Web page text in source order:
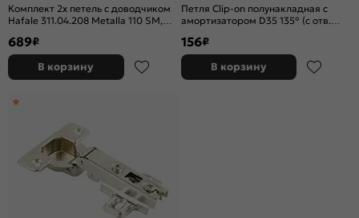
Комплект 2х петель с доводчиком
Hafale 311.04.208 Metalla 110 SM,
689₽
В корзину
Петля Clip-on полунакладная с
амортизатором D35 135° (с отв.
156₽
В корзину